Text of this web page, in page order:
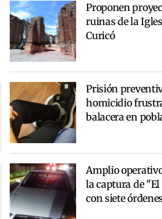
Proponen
ruinas de la
Curicó
Prisión
homicidio
balacera en
Amplio
la captura de "El
con siete